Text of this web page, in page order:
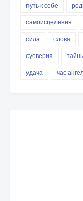
путь к себе
самоисцеления
сила
слова
суеверия
удача
час